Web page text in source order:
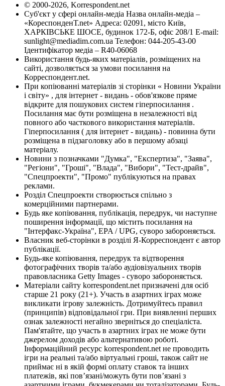
© 2000-2026, Korrespondent.net
Суб'єкт у сфері онлайн-медіа Назва онлайн-медіа –
«КореспонденТ.net» Адреса: 02091, місто Київ,
ХАРКІВСЬКЕ ШОСЕ, будинок 172-Б, офіс 208/1 E-mail:
sunlight@mediadim.com.ua Телефон: 044-205-43-00
Ідентифікатор медіа – R40-06068
Використання будь-яких матеріалів, розміщених на
сайті, дозволяється за умови посилання на
Корреспондент.net.
При копіюванні матеріалів зі сторінки « Новини України
і світу» , для інтернет - видань - обов'язкове пряме
відкрите для пошукових систем гіперпосилання .
Посилання має бути розміщена в незалежності від
повного або часткового використання матеріалів.
Гіперпосилання ( для інтернет - видань) - повинна бути
розміщена в підзаголовку або в першому абзаці
матеріалу.
Новини з позначками "Думка", "Експертиза", "Заява",
"Регіони", "Гроші", "Влада", "Вибори", "Тест-драйв",
"Спецпроекти", "Промо" публікуються на правах
реклами.
Розділ Спецпроекти створюється спільно з
комерційними партнерами.
Будь яке копіювання, публікація, передрук, чи наступне
поширення інформації, що містить посилання на
"Інтерфакс-Україна", EPA / UPG, суворо забороняється.
Власник веб-сторінки в розділі Я-Корреспондент є автор
публікації.
Будь-яке копіювання, передрук та відтворення
фотографічних творів та/або аудіовізуальних творів
правовласника Getty Images - суворо забороняється.
Матеріали сайту korrespondent.net призначені для осіб
старше 21 року (21+). Участь в азартних іграх може
викликати ігрову залежність. Дотримуйтесь правил
(принципів) відповідальної гри. При виявленні перших
ознак залежності негайно зверніться до спеціаліста.
Пам'ятайте, що участь в азартних іграх не може бути
джерелом доходів або альтернативою роботі.
Інформаційний ресурс korrespondent.net не проводить
ігри на реальні та/або віртуальні гроші, також сайт не
приймає ні в якій формі оплату ставок та інших
платежів, які пов’язані/можуть бути пов’язані з